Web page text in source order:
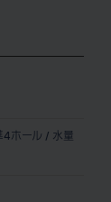
4ホール / 水量